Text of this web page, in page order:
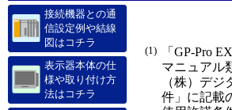
接続機器との通
信設定例や結線
図はコチラ
表示器本体の仕
様や取り付け方
法はコチラ
(1)
「GP-Pro
マニュアル
（株）デ
件」に記載